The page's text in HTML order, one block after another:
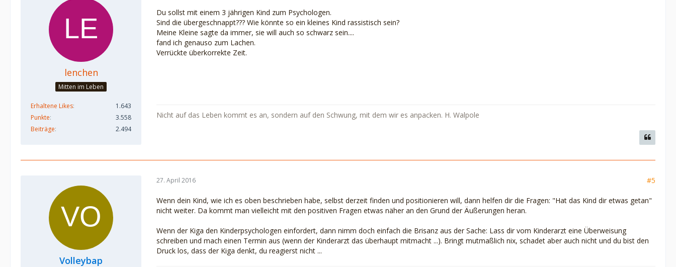
lenchen
Mitten im Leben
Erhaltene Likes
1.643
Punkte
3.558
Beiträge
2.494
Du sollst mit einem 3 jährigen Kind zum Psychologen.
Sind die übergeschnappt??? Wie könnte so ein kleines Kind rassistisch sein?
Meine Kleine sagte da immer, sie will auch so schwarz sein....
fand ich genauso zum Lachen.
Verrückte überkorrekte Zeit.
Nicht auf das Leben kommt es an, sondern auf den Schwung, mit dem wir es anpacken. H. Walpole
Volleybap
27. April 2016 #5
Wenn dein Kind, wie ich es oben beschrieben habe, selbst derzeit finden und positionieren will, dann helfen dir die Fragen: "Hat das Kind dir etwas getan"
nicht weiter. Da kommt man vielleicht mit den positiven Fragen etwas näher an den Grund der Äußerungen heran.
Wenn der Kiga den Kinderpsychologen einfordert, dann nimm doch einfach die Brisanz aus der Sache: Lass dir vom Kinderarzt eine Überweisung
schreiben und mach einen Termin aus (wenn der Kinderarzt das überhaupt mitmacht ...). Bringt mutmaßlich nix, schadet aber auch nicht und du bist den
Druck los, dass der Kiga denkt, du reagierst nicht ...